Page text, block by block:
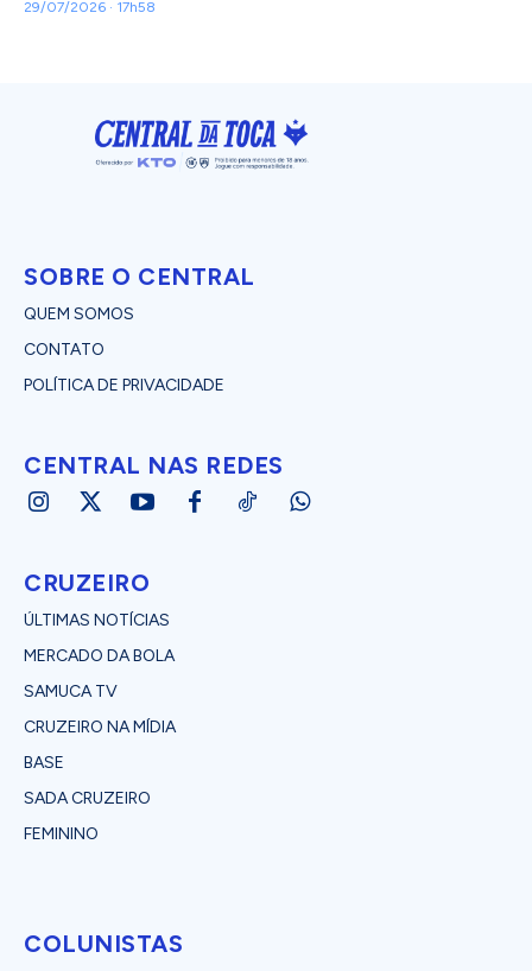
29/07/2026 · 17h58
SOBRE O CENTRAL
QUEM SOMOS
CONTATO
POLÍTICA DE PRIVACIDADE
CENTRAL NAS REDES
CRUZEIRO
ÚLTIMAS NOTÍCIAS
MERCADO DA BOLA
SAMUCA TV
CRUZEIRO NA MÍDIA
BASE
SADA CRUZEIRO
FEMININO
COLUNISTAS